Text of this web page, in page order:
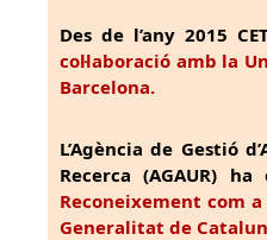
Des de l’any 2015
col·laboració amb la
Barcelona.
L’Agència de Gestió
Recerca (AGAUR)
Reconeixement com
Generalitat de